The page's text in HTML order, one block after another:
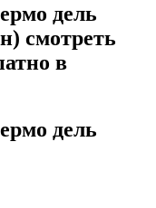
дель
смотреть
в
дель